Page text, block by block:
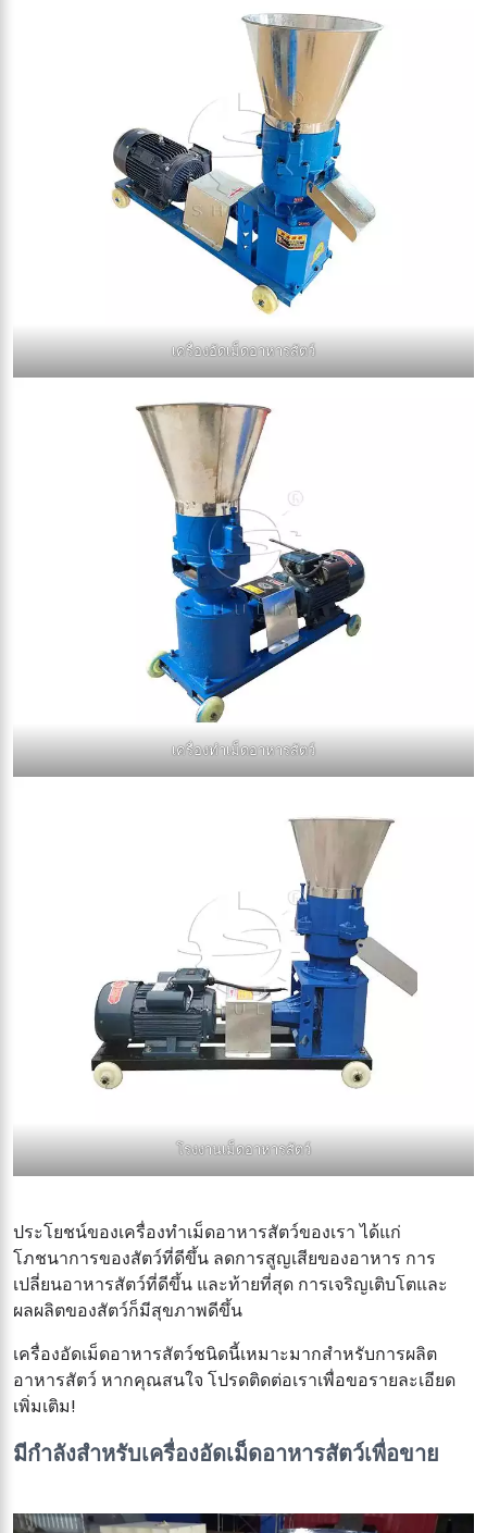
เครื่องอัดเม็ดอาหารสัตว์
เครื่องทำเม็ดอาหารสัตว์
โรงงานเม็ดอาหารสัตว์
ประโยชน์ของเครื่องทำเม็ดอาหารสัตว์ของเรา ได้แก่
โภชนาการของสัตว์ที่ดีขึ้น ลดการสูญเสียของอาหาร การ
เปลี่ยนอาหารสัตว์ที่ดีขึ้น และท้ายที่สุด การเจริญเติบโตและ
ผลผลิตของสัตว์ก็มีสุขภาพดีขึ้น
เครื่องอัดเม็ดอาหารสัตว์ชนิดนี้เหมาะมากสำหรับการผลิต
อาหารสัตว์ หากคุณสนใจ โปรดติดต่อเราเพื่อขอรายละเอียด
เพิ่มเติม!
มีกำลังสำหรับเครื่องอัดเม็ดอาหารสัตว์เพื่อขาย